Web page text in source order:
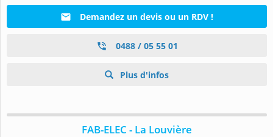
Demandez un devis ou un RDV !
0488 / 05 55 01
Plus d'infos
FAB-ELEC - La Louvière